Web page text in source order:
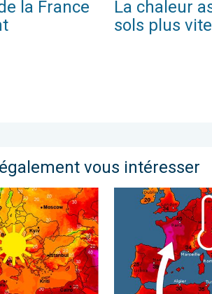
la France
La chaleur
sols plus vite
vous intéresser
chaleur en France. Nette hausse du
Vague de chaleur